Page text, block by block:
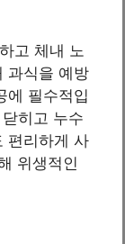
고 체내 노
과식을 예방
에 필수적입
히고 누수
편리하게 사
위생적인